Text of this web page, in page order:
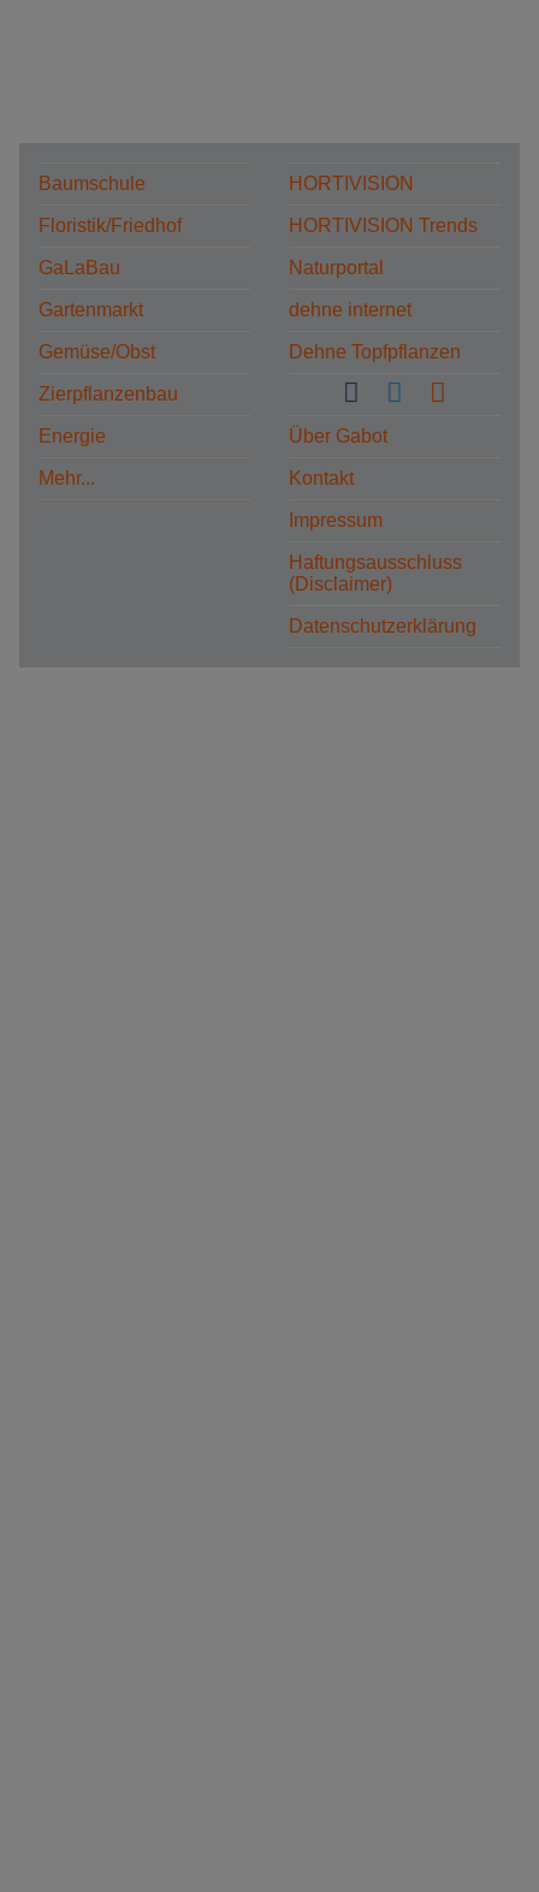
Baumschule
Floristik/Friedhof
GaLaBau
Gartenmarkt
Gemüse/Obst
Zierpflanzenbau
Energie
Mehr...
HORTIVISION
HORTIVISION Trends
Naturportal
dehne internet
Dehne Topfpflanzen
Über Gabot
Kontakt
Impressum
Haftungsausschluss
(Disclaimer)
Datenschutzerklärung